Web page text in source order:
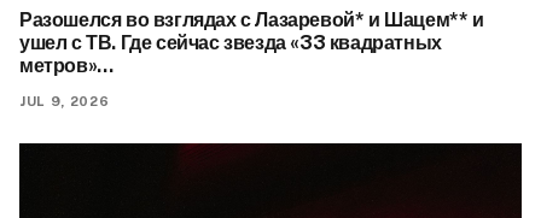
Разошелся во взглядах с Лазаревой* и Шацем** и
ушел с ТВ. Где сейчас звезда «33 квадратных
метров»…
JUL 9, 2026